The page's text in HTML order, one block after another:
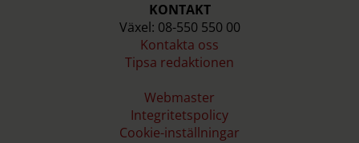
KONTAKT
Växel: 08-550 550 00
Kontakta oss
Tipsa redaktionen
Webmaster
Integritetspolicy
Cookie-inställningar